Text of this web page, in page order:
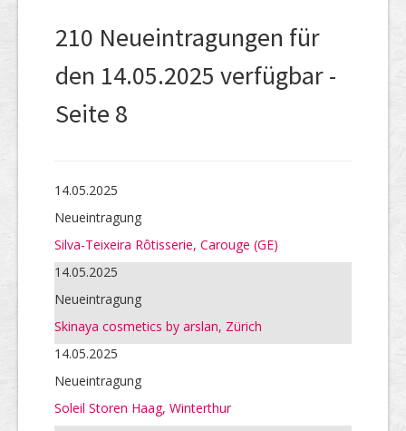
UID-Register
Marken-Register
210 Neueintragungen für
den 14.05.2025 verfügbar -
Seite 8
14.05.2025
Neueintragung
Silva-Teixeira Rôtisserie, Carouge (GE)
14.05.2025
Neueintragung
Skinaya cosmetics by arslan, Zürich
14.05.2025
Neueintragung
Soleil Storen Haag, Winterthur